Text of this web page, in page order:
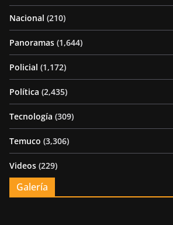
Nacional (210)
Panoramas (1,644)
Policial (1,172)
Política (2,435)
Tecnología (309)
Temuco (3,306)
Videos (229)
Galería